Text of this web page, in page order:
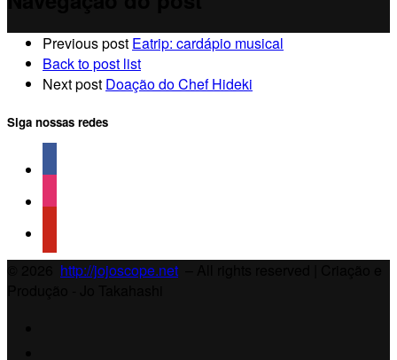
Previous post Eatrip: cardápio musical
Back to post list
Next post Doação do Chef Hideki
Siga nossas redes
http://jojoscope.net